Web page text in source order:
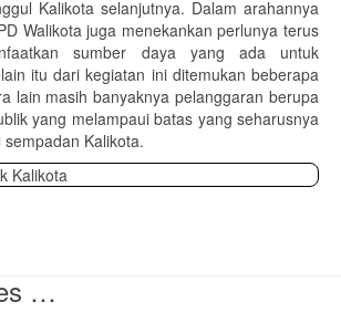
Kalikota selanjutnya. Dalam arahannya
Walikota juga menekankan perlunya terus
sumber daya yang ada untuk
itu dari kegiatan ini ditemukan beberapa
lain masih banyaknya pelanggaran berupa
yang melampaui batas yang seharusnya
Kalikota.
…